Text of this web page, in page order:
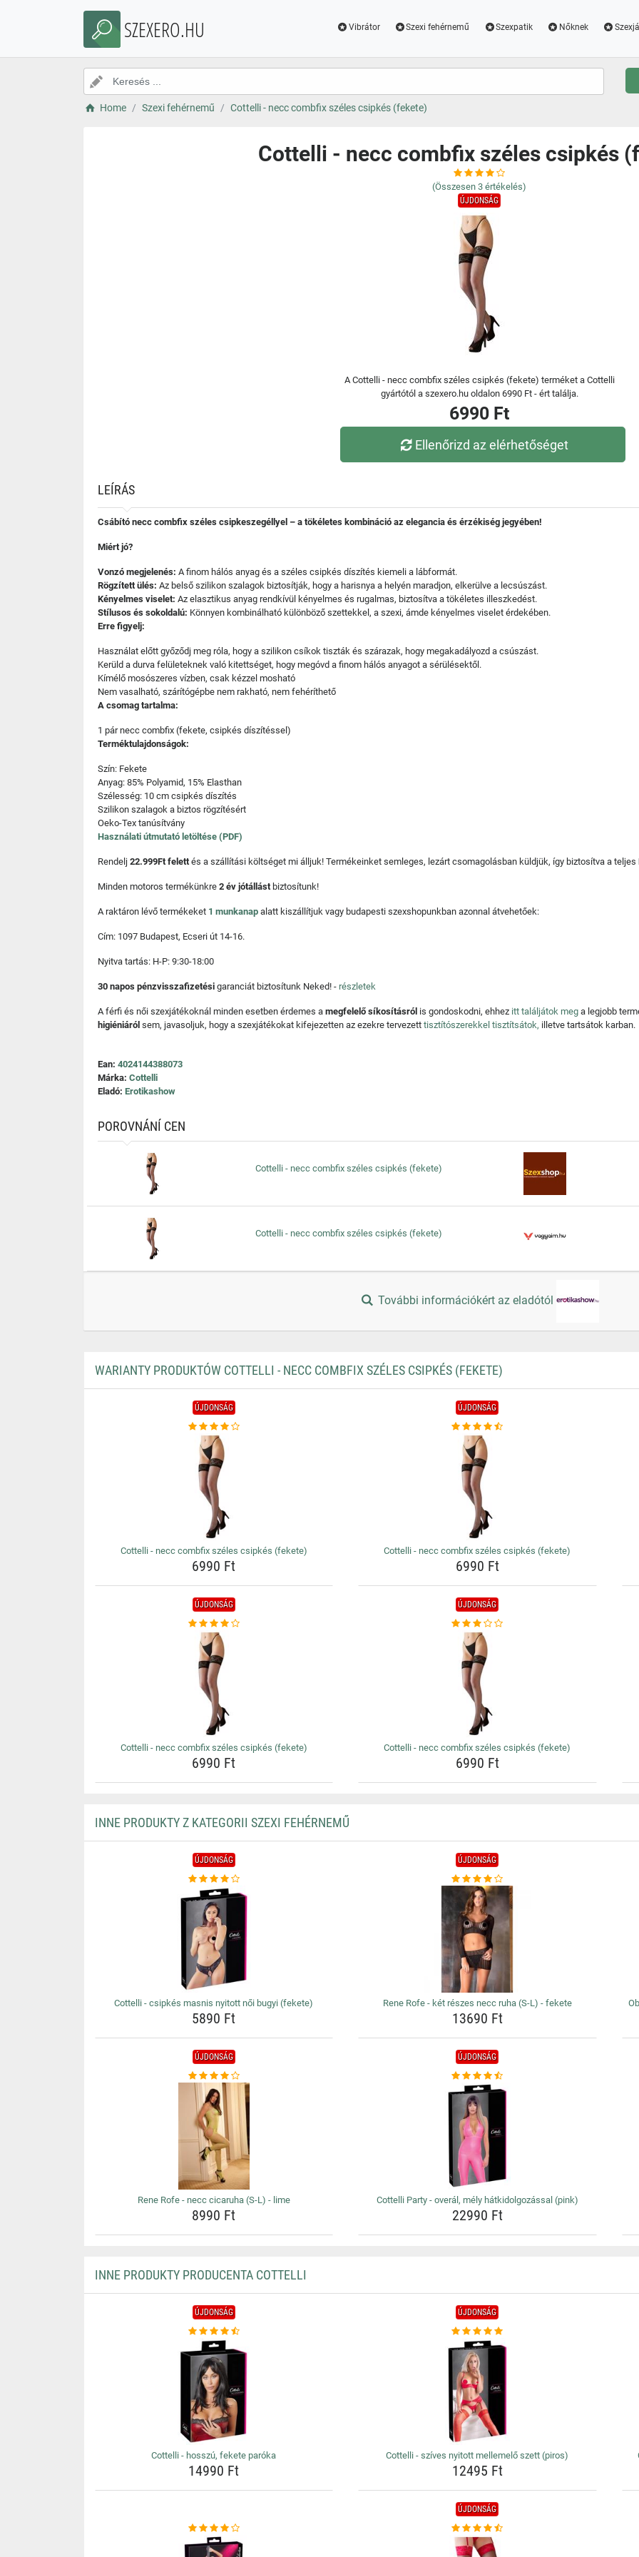
SZEXERO.HU Vibrátor Szexi fehérnemű Szexpatik Nőknek
Home Szexi fehérnemű Cottelli - necc combfix széles csipkés (fekete)
Cottelli - necc combfix széles csipkés
(Összesen 3 értékelés)
ÚJDONSÁG
A Cottelli - necc combfix széles csipkés (fekete) terméket a Cottelli
gyártótól a szexero.hu oldalon 6990 Ft - ért találja.
6990 Ft
Ellenőrizd az elérhetőséget
LEÍRÁS
Csábító necc combfix széles csipkeszegéllyel – a tökéletes kombináció az elegancia és érzékiség jegyében!
Miért jó?
Vonzó megjelenés: A finom hálós anyag és a széles csipkés díszítés kiemeli a lábformát.
Rögzített ülés: Az belső szilikon szalagok biztosítják, hogy a harisnya a helyén maradjon, elkerülve a lecsúszást.
Kényelmes viselet: Az elasztikus anyag rendkívül kényelmes és rugalmas, biztosítva a tökéletes illeszkedést.
Stílusos és sokoldalú: Könnyen kombinálható különböző szettekkel, a szexi, ámde kényelmes viselet érdekében.
Erre figyelj:
Használat előtt győződj meg róla, hogy a szilikon csíkok tiszták és szárazak, hogy megakadályozd a csúszást.
Kerüld a durva felületeknek való kitettséget, hogy megóvd a finom hálós anyagot a sérülésektől.
Kímélő mosószeres vízben, csak kézzel mosható
Nem vasalható, szárítógépbe nem rakható, nem fehéríthető
A csomag tartalma:
1 pár necc combfix (fekete, csipkés díszítéssel)
Terméktulajdonságok:
Szín: Fekete
Anyag: 85% Polyamid, 15% Elasthan
Szélesség: 10 cm csipkés díszítés
Szilikon szalagok a biztos rögzítésért
Oeko-Tex tanúsítvány
Használati útmutató letöltése (PDF)
Rendelj 22.999Ft felettés a szállítási költséget mi álljuk! Termékeinket semleges, lezárt csomagolásban küldjük, így biztosítva a teljes
Minden motoros termékünkre 2 év jótállást biztosítunk!
A raktáron lévő termékeket 1 munkanap alatt kiszállítjuk vagy budapesti szexshopunkban azonnal átvehetőek:
Cím: 1097 Budapest, Ecseri út 14-16.
Nyitva tartás: H-P: 9:30-18:00
30 napos pénzvisszafizetési garanciát biztosítunk Neked! - részletek
A férfi és női szexjátékoknál minden esetben érdemes a megfelelő síkosításról is gondoskodni, ehhez itt találjátok meg a legjobb
higiéniáról sem, javasoljuk, hogy a szexjátékokat kifejezetten az ezekre tervezett tisztítószerekkel tisztítsátok, illetve tartsátok karban.
Ean: 4024144388073
Márka: Cottelli
Eladó: Erotikashow
POROVNÁNÍ CEN
Cottelli - necc combfix széles csipkés (fekete)
Cottelli - necc combfix széles csipkés (fekete)
További információkért az eladótól
WARIANTY PRODUKTÓW COTTELLI - NECC COMBFIX SZÉLES CSIPKÉS (FEKETE)
ÚJDONSÁG
Cottelli - necc combfix széles csipkés (fekete)
6990 Ft
ÚJDONSÁG
Cottelli - necc combfix széles csipkés (fekete)
6990 Ft
ÚJDONSÁG
Cottelli - necc combfix széles csipkés (fekete)
6990 Ft
ÚJDONSÁG
Cottelli - necc combfix széles csipkés (fekete)
6990 Ft
INNE PRODUKTY Z KATEGORII SZEXI FEHÉRNEMŰ
ÚJDONSÁG
Cottelli - csipkés masnis nyitott női bugyi (fekete)
5890 Ft
ÚJDONSÁG
Rene Rofe - két részes necc ruha (S-L) - fekete
13690 Ft
ÚJDONSÁG
Rene Rofe - necc cicaruha (S-L) - lime
8990 Ft
ÚJDONSÁG
Cottelli Party - overál, mély hátkidolgozással (pink)
22990 Ft
INNE PRODUKTY PRODUCENTA COTTELLI
ÚJDONSÁG
Cottelli - hosszú, fekete paróka
14990 Ft
ÚJDONSÁG
Cottelli - szíves nyitott mellemelő szett (piros)
12495 Ft
ÚJDONSÁG